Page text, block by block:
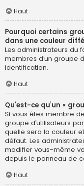
Haut
Pourquoi certains
dans une couleur
Les administrateurs du
membres d’un groupe
identification.
Haut
Qu’est-ce qu’un «
Si vous êtes membre
groupe d’utilisateurs
quelle sera la couleur
défaut. Les
modifier vous-même
depuis le panneau de
Haut